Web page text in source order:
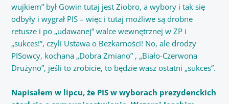
wujkiem” był Gowin tutaj jest Ziobro, a wybory i tak się
odbyły i wygrał PIS – więc i tutaj możliwe są drobne
retusze i po „udawanej” walce wewnętrznej w ZP i
„sukces!”, czyli Ustawa o Bezkarności! No, ale drodzy
PISowcy, kochana „Dobra Zmiano” , „Biało-Czerwona
Drużyno”, jeśli to zrobicie, to będzie wasz ostatni „sukces”.
Napisałem w lipcu, że PIS w wyborach prezydenckich